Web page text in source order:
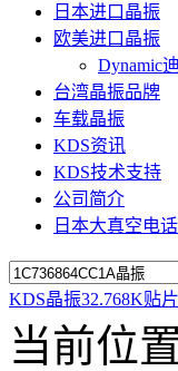
日本进口晶振
欧美进口晶振
Dynamic
台湾晶振品牌
车载晶振
KDS资讯
KDS技术支持
公司简介
日本大真空电话
KDS晶振32.768K贴
当前位置